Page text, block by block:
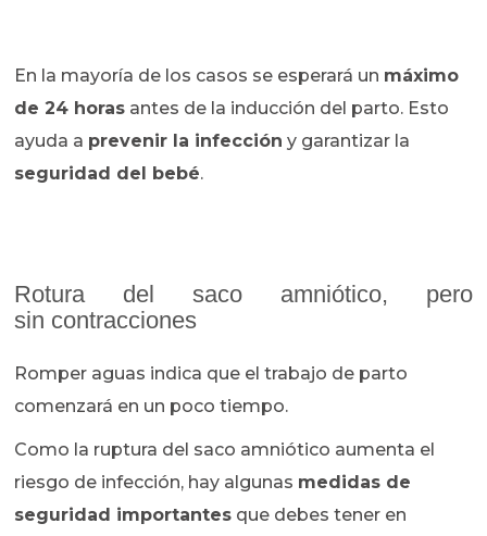
En la mayoría de los casos se esperará un máximo
de 24 horas antes de la inducción del parto. Esto
ayuda a prevenir la infección y garantizar la
seguridad del bebé.
Rotura del saco amniótico, pero
sin contracciones
Romper aguas indica que el trabajo de parto
comenzará en un poco tiempo.
Como la ruptura del saco amniótico aumenta el
riesgo de infección, hay algunas medidas de
seguridad importantes que debes tener en